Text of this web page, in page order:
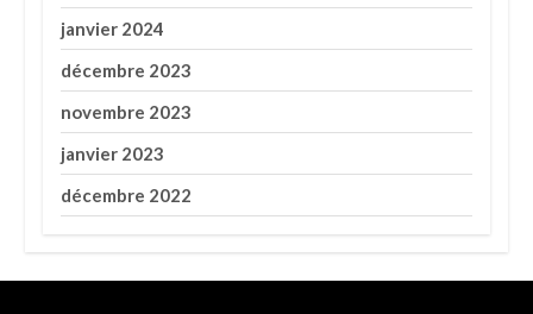
janvier 2024
décembre 2023
novembre 2023
janvier 2023
décembre 2022